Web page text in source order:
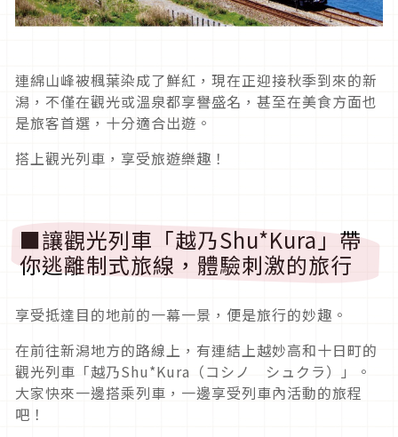
連綿山峰被楓葉染成了鮮紅，現在正迎接秋季到來的新
潟，不僅在觀光或溫泉都享譽盛名，甚至在美食方面也
是旅客首選，十分適合出遊。
搭上觀光列車，享受旅遊樂趣！
■讓觀光列車「越乃Shu*Kura」帶
你逃離制式旅線，體驗刺激的旅行
享受抵達目的地前的一幕一景，便是旅行的妙趣。
在前往新潟地方的路線上，有連結上越妙高和十日町的
觀光列車「越乃Shu*Kura（コシノ シュクラ）」。
大家快來一邊搭乘列車，一邊享受列車內活動的旅程
吧！